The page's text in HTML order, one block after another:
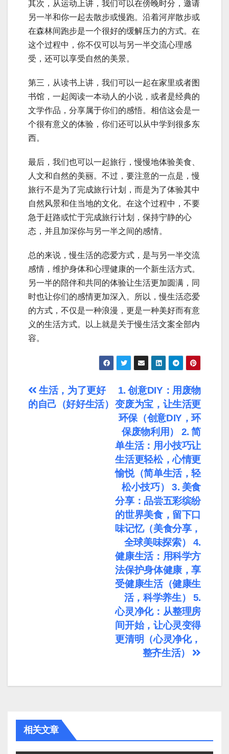
其次，从运动上讲，我们可以在傍晚时分，邀请
另一半和你一起去散步或慢跑。沿着河岸散步或
在森林间跑步是一个很好的缓解压力的方式。在
这个过程中，你不仅可以与另一半交流心理感
受，还可以享受自然的美景。
第三，从读书上讲，我们可以一起在家里或者图
书馆，一起阅读一本动人的小说，或者是经典的
文学作品，分享属于你们的感悟。相信这会是一
个很有意义的体验，你们还可以从中学到很多东
西。
最后，我们也可以一起旅行，慢慢地体验美食、
人文和自然的美丽。不过，要注意的一点是，慢
旅行不是为了完成旅行计划，而是为了体验其中
自然风景和住当地的文化。在这个过程中，不要
急于赶路或忙于完成旅行计划，保持宁静的心
态，并且加深你与另一半之间的感情。
总的来说，慢生活的恋爱方式，是与另一半交流
感情，维护身体和心理健康的一个新生活方式。
另一半的陪伴和共同的体验让生活更加圆满，同
时也让你们的感情更加深入。所以，慢生活恋爱
的方式，不仅是一种浪漫，更是一种美好而有意
义的生活方式。以上就是关于慢生活文案全部内
容。
文
章
1. 创意DIY：用废物
变废为宝，让生活更
环保（创意DIY，环
保废物利用） 2. 简
单生活：用小技巧让
生活更轻松，心情更
愉悦（简单生活，轻
松小技巧） 3. 美食
分享：品尝五彩缤纷
的世界美食，留下口
味记忆（美食分享，
全球美味探索） 4.
健康生活：用科学方
法保护身体健康，享
受健康生活（健康生
活，科学养生） 5.
心灵净化：从整理房
间开始，让心灵变得
更清明（心灵净化，
整齐生活）
生活，为了更好
的自己（好好生活）
相关文章